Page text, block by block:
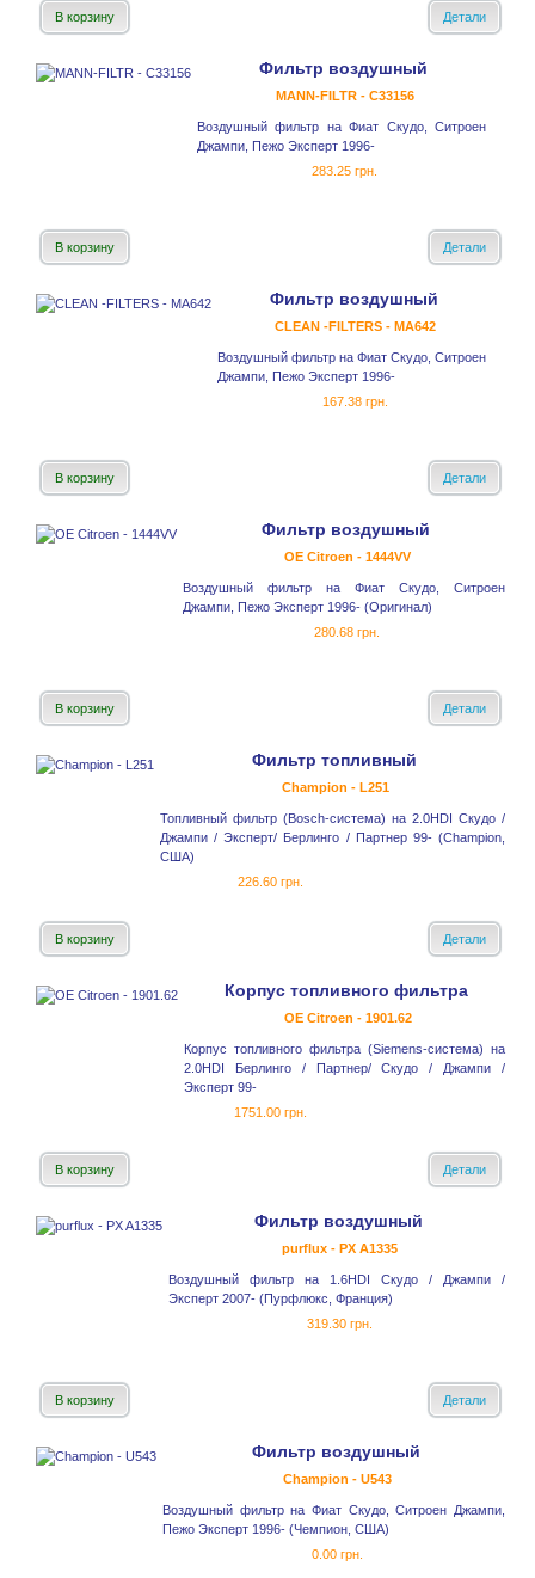
В корзину Детали
Фильтр воздушный
MANN-FILTR - C33156
Воздушный фильтр на Фиат Скудо, Ситроен
Джампи, Пежо Эксперт 1996-
283.25 грн.
В корзину Детали
Фильтр воздушный
CLEAN -FILTERS - MA642
Воздушный фильтр на Фиат Скудо, Ситроен
Джампи, Пежо Эксперт 1996-
167.38 грн.
В корзину Детали
Фильтр воздушный
OE Citroen - 1444VV
Воздушный фильтр на Фиат Скудо, Ситроен
Джампи, Пежо Эксперт 1996- (Оригинал)
280.68 грн.
В корзину Детали
Фильтр топливный
Champion - L251
Топливный фильтр (Bosch-система) на 2.0HDI Скудо /
Джампи / Эксперт/ Берлинго / Партнер 99- (Champion,
США)
226.60 грн.
В корзину Детали
Корпус топливного фильтра
OE Citroen - 1901.62
Корпус топливного фильтра (Siemens-система) на
2.0HDI Берлинго / Партнер/ Скудо / Джампи /
Эксперт 99-
1751.00 грн.
В корзину Детали
Фильтр воздушный
purflux - PX A1335
Воздушный фильтр на 1.6HDI Скудо / Джампи /
Эксперт 2007- (Пурфлюкс, Франция)
319.30 грн.
В корзину Детали
Фильтр воздушный
Champion - U543
Воздушный фильтр на Фиат Скудо, Ситроен Джампи,
Пежо Эксперт 1996- (Чемпион, США)
0.00 грн.